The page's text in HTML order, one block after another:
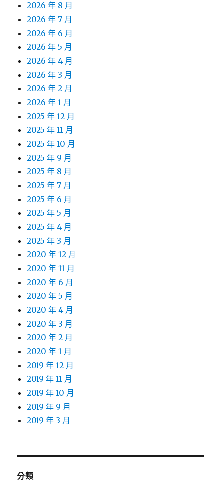
2026 年 8 月
2026 年 7 月
2026 年 6 月
2026 年 5 月
2026 年 4 月
2026 年 3 月
2026 年 2 月
2026 年 1 月
2025 年 12 月
2025 年 11 月
2025 年 10 月
2025 年 9 月
2025 年 8 月
2025 年 7 月
2025 年 6 月
2025 年 5 月
2025 年 4 月
2025 年 3 月
2020 年 12 月
2020 年 11 月
2020 年 6 月
2020 年 5 月
2020 年 4 月
2020 年 3 月
2020 年 2 月
2020 年 1 月
2019 年 12 月
2019 年 11 月
2019 年 10 月
2019 年 9 月
2019 年 3 月
分類